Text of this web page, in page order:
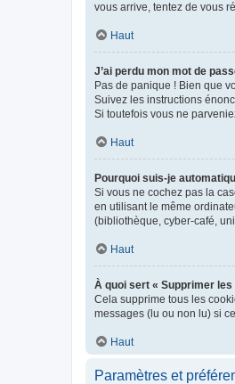
vous arrive, tentez de vous
Haut
J’ai perdu mon mot de
Pas de panique ! Bien que
Suivez les instructions
Si toutefois vous ne
Haut
Pourquoi suis-je
Si vous ne cochez pas la
en utilisant le même
(bibliothèque, cyber-café,
Haut
À quoi sert « Supprimer
Cela supprime tous les
messages (lu ou non lu) si
Haut
Paramètres et